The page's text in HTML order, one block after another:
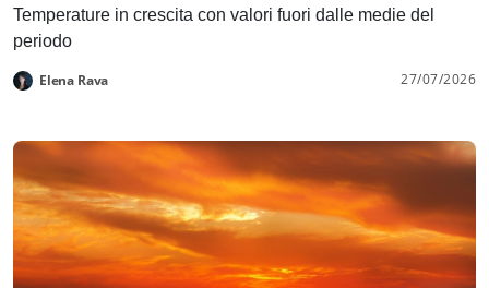
Temperature in crescita con valori fuori dalle medie del
periodo
Elena Rava 27/07/2026